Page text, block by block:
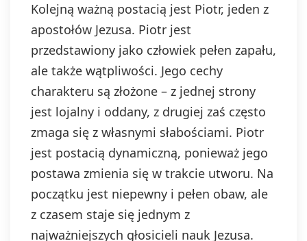
Kolejną ważną postacią jest Piotr, jeden z
apostołów Jezusa. Piotr jest
przedstawiony jako człowiek pełen zapału,
ale także wątpliwości. Jego cechy
charakteru są złożone – z jednej strony
jest lojalny i oddany, z drugiej zaś często
zmaga się z własnymi słabościami. Piotr
jest postacią dynamiczną, ponieważ jego
postawa zmienia się w trakcie utworu. Na
początku jest niepewny i pełen obaw, ale
z czasem staje się jednym z
najważniejszych głosicieli nauk Jezusa.